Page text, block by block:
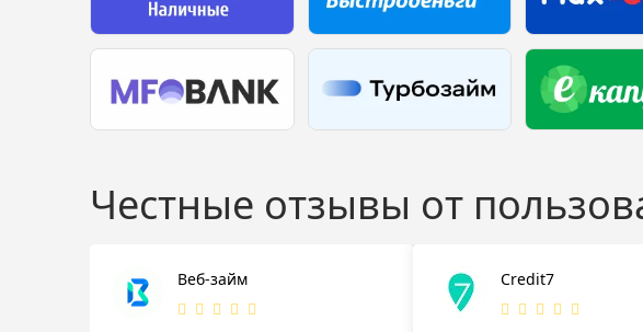
Честные отзывы от
Веб-займ Credit7